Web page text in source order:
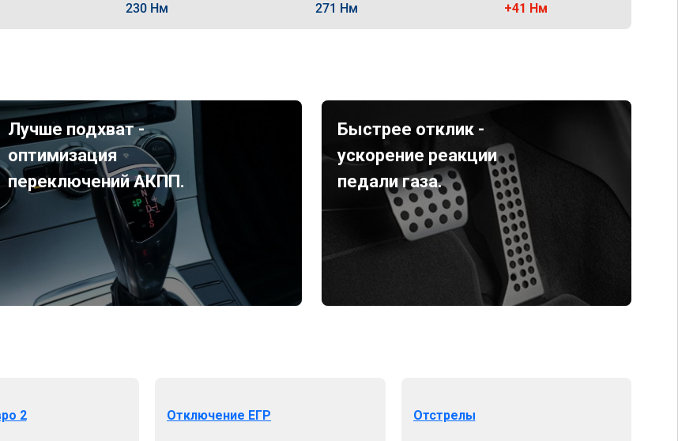
230 Нм 271 Нм +41 Нм
Лучше подхват -
оптимизация
переключений АКПП.
Быстрее отклик -
ускорение реакции
педали газа.
2 Отключение ЕГР Отстрелы